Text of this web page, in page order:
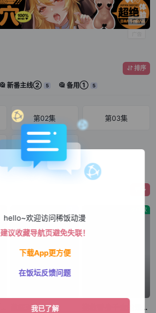
排序
新番主线② 5 备用① 5
第02集 第03集
第05集
更多
澈底对你成瘾
漫画改
拯救替身千金的是冷酷无情冰之王子的爱
hello~欢迎访问稀饭动漫
建议收藏导航页避免失联！
下载App更方便
在饭坛反馈问题